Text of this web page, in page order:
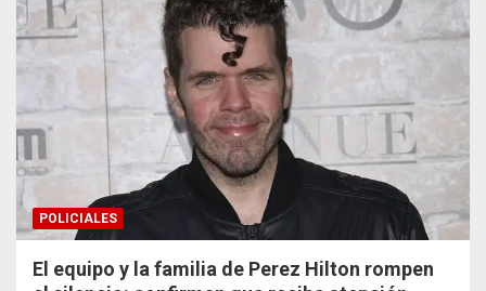
POLICIALES
El equipo y la familia de Perez Hilton rompen